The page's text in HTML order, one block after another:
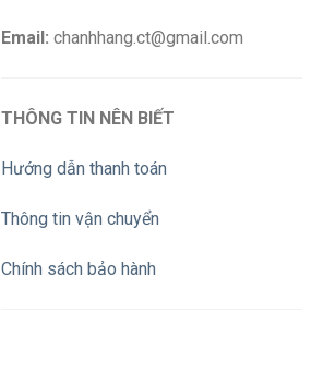
Email: chanhhang.ct@gmail.com
THÔNG TIN NÊN BIẾT
Hướng dẫn thanh toán
Thông tin vận chuyển
Chính sách bảo hành